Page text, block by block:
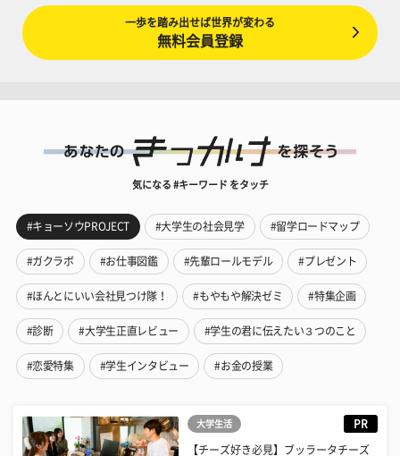
一歩を踏み出せば世界が変わる
無料会員登録
気になる #キーワード をタッチ
#キョーソウPROJECT #大学生の社会見学 #留学ロードマップ
#ガクラボ #お仕事図鑑 #先輩ロールモデル #プレゼント
#ほんとにいい会社見つけ隊！ #もやもや解決ゼミ #特集企画
#診断 #大学生正直レビュー #学生の君に伝えたい３つのこと
#恋愛特集 #学生インタビュー #お金の授業
大学生活 PR
【チーズ好き必見】ブッラータチーズ